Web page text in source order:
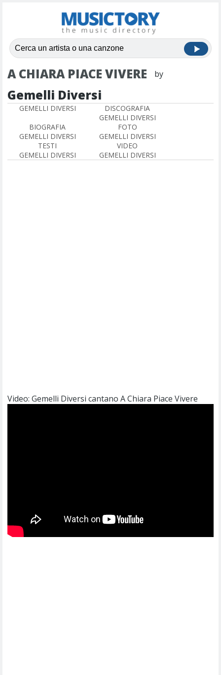
A CHIARA PIACE VIVERE by
Gemelli Diversi
GEMELLI DIVERSI
DISCOGRAFIA
GEMELLI DIVERSI
BIOGRAFIA
GEMELLI DIVERSI
FOTO
GEMELLI DIVERSI
TESTI
GEMELLI DIVERSI
VIDEO
GEMELLI DIVERSI
Video: Gemelli Diversi cantano A Chiara Piace Vivere